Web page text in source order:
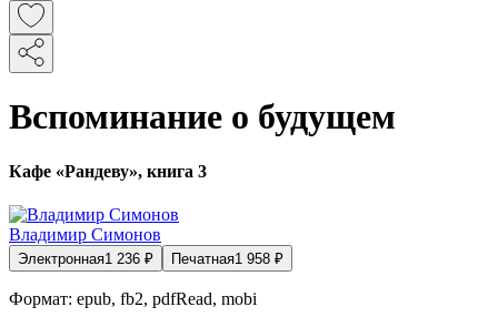
Вспоминание о будущем
Кафе «Рандеву», книга 3
Владимир Симонов
Электронная1 236 ₽ Печатная1 958 ₽
Формат: epub, fb2, pdfRead, mobi